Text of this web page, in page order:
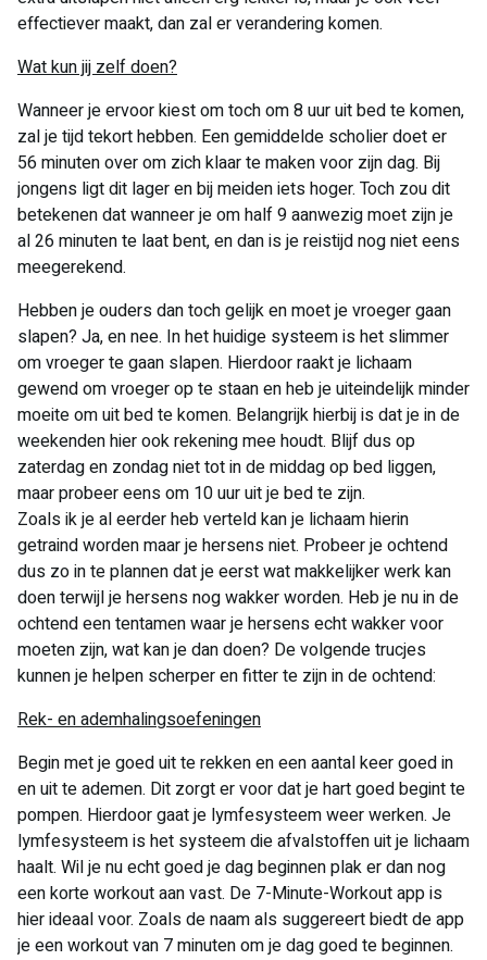
effectiever maakt, dan zal er verandering komen.
Wat kun jij zelf doen?
Wanneer je ervoor kiest om toch om 8 uur uit bed te komen,
zal je tijd tekort hebben. Een gemiddelde scholier doet er
56 minuten over om zich klaar te maken voor zijn dag. Bij
jongens ligt dit lager en bij meiden iets hoger. Toch zou dit
betekenen dat wanneer je om half 9 aanwezig moet zijn je
al 26 minuten te laat bent, en dan is je reistijd nog niet eens
meegerekend.
Hebben je ouders dan toch gelijk en moet je vroeger gaan
slapen? Ja, en nee. In het huidige systeem is het slimmer
om vroeger te gaan slapen. Hierdoor raakt je lichaam
gewend om vroeger op te staan en heb je uiteindelijk minder
moeite om uit bed te komen. Belangrijk hierbij is dat je in de
weekenden hier ook rekening mee houdt. Blijf dus op
zaterdag en zondag niet tot in de middag op bed liggen,
maar probeer eens om 10 uur uit je bed te zijn.
Zoals ik je al eerder heb verteld kan je lichaam hierin
getraind worden maar je hersens niet. Probeer je ochtend
dus zo in te plannen dat je eerst wat makkelijker werk kan
doen terwijl je hersens nog wakker worden. Heb je nu in de
ochtend een tentamen waar je hersens echt wakker voor
moeten zijn, wat kan je dan doen? De volgende trucjes
kunnen je helpen scherper en fitter te zijn in de ochtend:
Rek- en ademhalingsoefeningen
Begin met je goed uit te rekken en een aantal keer goed in
en uit te ademen. Dit zorgt er voor dat je hart goed begint te
pompen. Hierdoor gaat je lymfesysteem weer werken. Je
lymfesysteem is het systeem die afvalstoffen uit je lichaam
haalt. Wil je nu echt goed je dag beginnen plak er dan nog
een korte workout aan vast. De 7-Minute-Workout app is
hier ideaal voor. Zoals de naam als suggereert biedt de app
je een workout van 7 minuten om je dag goed te beginnen.